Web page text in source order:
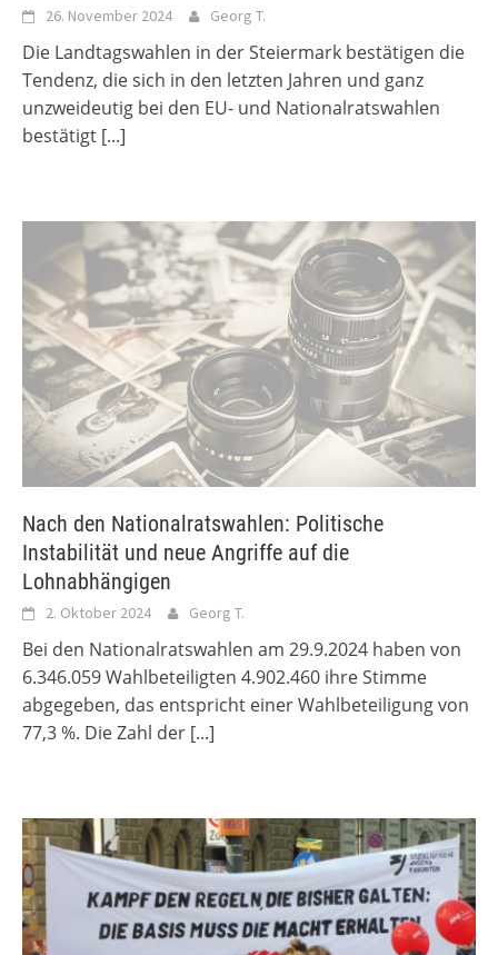
26. November 2024 Georg T.
Die Landtagswahlen in der Steiermark bestätigen die
Tendenz, die sich in den letzten Jahren und ganz
unzweideutig bei den EU- und Nationalratswahlen
bestätigt [...]
Nach den Nationalratswahlen: Politische
Instabilität und neue Angriffe auf die
Lohnabhängigen
2. Oktober 2024 Georg T.
Bei den Nationalratswahlen am 29.9.2024 haben von
6.346.059 Wahlbeteiligten 4.902.460 ihre Stimme
abgegeben, das entspricht einer Wahlbeteiligung von
77,3 %. Die Zahl der [...]